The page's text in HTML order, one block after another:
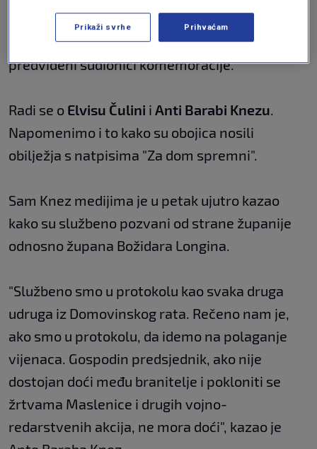
organizator događaja, a to je Zadarska
županija, dvojica pripadnika HOS-a ipak su bili
predviđeni sudionici komemoracije.
Radi se o Elvisu Čulini i Anti Barabi Knezu.
Napomenimo i to kako su obojica nosili
obilježja s natpisima "Za dom spremni".
Sam Knez medijima je u petak ujutro kazao
kako su službeno pozvani od strane županije
odnosno župana Božidara Longina.
"Službeno smo u protokolu kao svaka druga
udruga iz Domovinskog rata. Rečeno nam je,
ako smo u protokolu, da idemo na polaganje
vijenaca. Gospodin predsjednik, ako nije
dostojan doći među branitelje i pokloniti se
žrtvama Maslenice i drugih vojno-
redarstvenih akcija, ne mora doći", kazao je
Prikaži svrhe Prihvaćam